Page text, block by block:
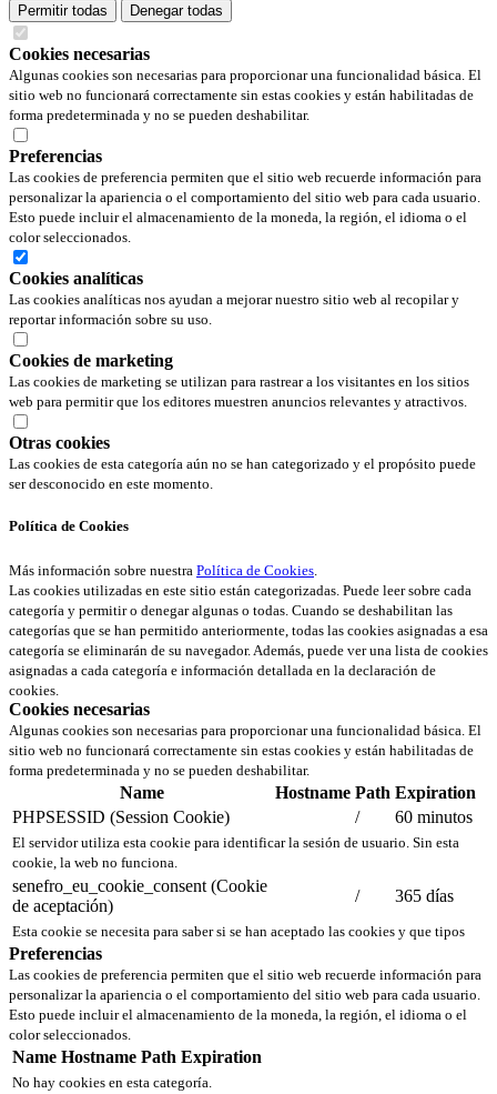
Permitir todas
Denegar todas
Cookies necesarias
Algunas cookies son necesarias para proporcionar una funcionalidad básica. El
sitio web no funcionará correctamente sin estas cookies y están habilitadas de
forma predeterminada y no se pueden deshabilitar.
Preferencias
Las cookies de preferencia permiten que el sitio web recuerde información para
personalizar la apariencia o el comportamiento del sitio web para cada usuario.
Esto puede incluir el almacenamiento de la moneda, la región, el idioma o el
color seleccionados.
Cookies analíticas
Las cookies analíticas nos ayudan a mejorar nuestro sitio web al recopilar y
reportar información sobre su uso.
Cookies de marketing
Las cookies de marketing se utilizan para rastrear a los visitantes en los sitios
web para permitir que los editores muestren anuncios relevantes y atractivos.
Otras cookies
Las cookies de esta categoría aún no se han categorizado y el propósito puede
ser desconocido en este momento.
Política de Cookies
Más información sobre nuestra Política de Cookies.
Las cookies utilizadas en este sitio están categorizadas. Puede leer sobre cada
categoría y permitir o denegar algunas o todas. Cuando se deshabilitan las
categorías que se han permitido anteriormente, todas las cookies asignadas a esa
categoría se eliminarán de su navegador. Además, puede ver una lista de cookies
asignadas a cada categoría e información detallada en la declaración de
cookies.
Cookies necesarias
Algunas cookies son necesarias para proporcionar una funcionalidad básica. El
sitio web no funcionará correctamente sin estas cookies y están habilitadas de
forma predeterminada y no se pueden deshabilitar.
Name Hostname Path Expiration
PHPSESSID (Session Cookie)
/ 60 minutos
El servidor utiliza esta cookie para identificar la sesión de usuario. Sin esta
cookie, la web no funciona.
senefro_eu_cookie_consent (Cookie
de aceptación)
/ 365 días
Esta cookie se necesita para saber si se han aceptado las cookies y que tipos
Preferencias
Las cookies de preferencia permiten que el sitio web recuerde información para
personalizar la apariencia o el comportamiento del sitio web para cada usuario.
Esto puede incluir el almacenamiento de la moneda, la región, el idioma o el
color seleccionados.
Name Hostname Path Expiration
No hay cookies en esta categoría.